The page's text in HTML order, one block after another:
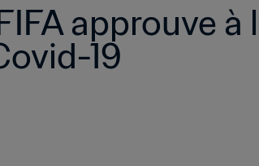
approuve à
19